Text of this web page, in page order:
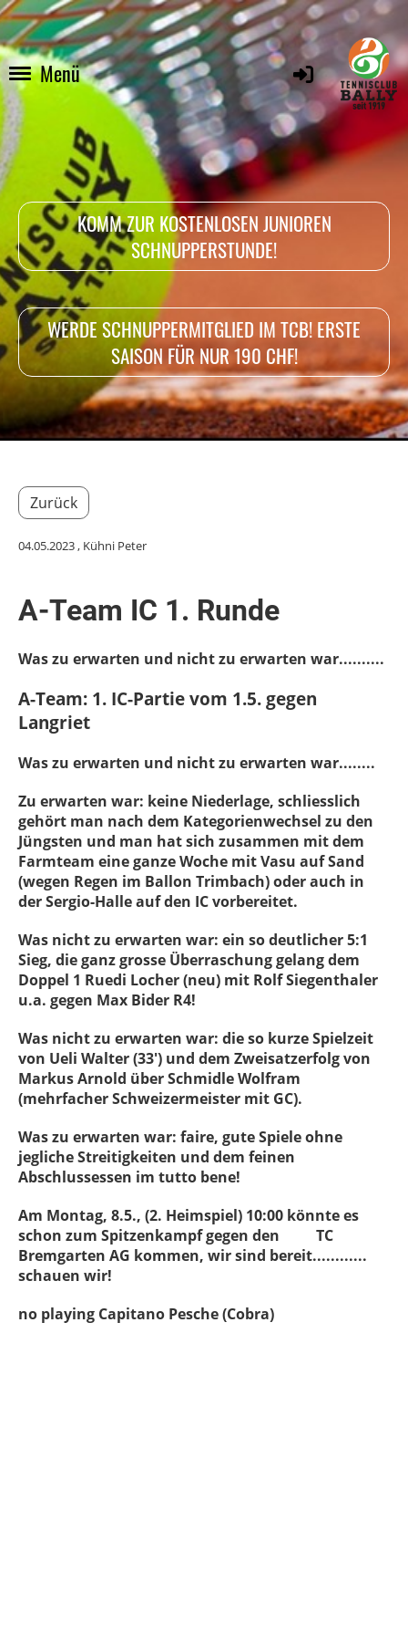
Menü
KOMM ZUR KOSTENLOSEN JUNIOREN
SCHNUPPERSTUNDE!
WERDE SCHNUPPERMITGLIED IM TCB! ERSTE
SAISON FÜR NUR 190 CHF!
Zurück
04.05.2023, Kühni Peter
A-Team IC 1. Runde
Was zu erwarten und nicht zu erwarten war..........
A-Team: 1. IC-Partie vom 1.5. gegen
Langriet
Was zu erwarten und nicht zu erwarten war........
Zu erwarten war: keine Niederlage, schliesslich
gehört man nach dem Kategorienwechsel zu den
Jüngsten und man hat sich zusammen mit dem
Farmteam eine ganze Woche mit Vasu auf Sand
(wegen Regen im Ballon Trimbach) oder auch in
der Sergio-Halle auf den IC vorbereitet.
Was nicht zu erwarten war: ein so deutlicher 5:1
Sieg, die ganz grosse Überraschung gelang dem
Doppel 1 Ruedi Locher (neu) mit Rolf Siegenthaler
u.a. gegen Max Bider R4!
Was nicht zu erwarten war: die so kurze Spielzeit
von Ueli Walter (33') und dem Zweisatzerfolg von
Markus Arnold über Schmidle Wolfram
(mehrfacher Schweizermeister mit GC).
Was zu erwarten war: faire, gute Spiele ohne
jegliche Streitigkeiten und dem feinen
Abschlussessen im tutto bene!
Am Montag, 8.5., (2. Heimspiel) 10:00 könnte es
schon zum Spitzenkampf gegen den TC
Bremgarten AG kommen, wir sind bereit............
schauen wir!
no playing Capitano Pesche (Cobra)